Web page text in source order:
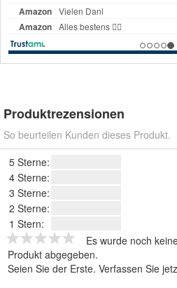
Produktrezensionen
So beurteilen Kunden dieses Produkt.
5 Sterne:
4 Sterne:
3 Sterne:
2 Sterne:
1 Stern:
Es wurde noch
Produkt abgegeben.
Seien Sie der Erste. Verfassen Sie